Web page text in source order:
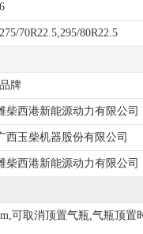
6
275/70R22.5,295/80R22.5
品牌
柴西港新能源动力有限公司
西玉柴机器股份有限公司
柴西港新能源动力有限公司
可取消顶置气瓶,气瓶顶